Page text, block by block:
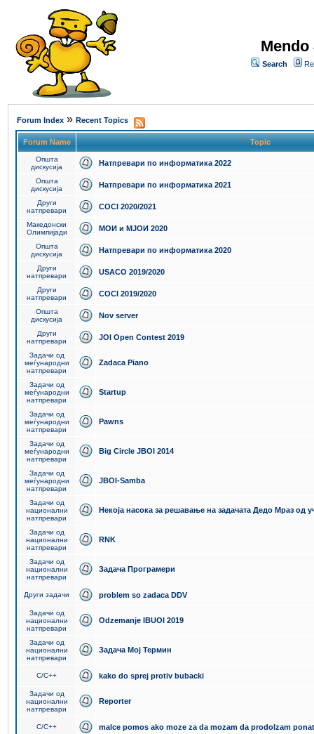
Search
Forum Index » Recent Topics
Forum Name Topic
Општа
дискусија
Натпревари по информатика 2022
Општа
дискусија
Натпревари по информатика 2021
Други
натпревари
COCI 2020/2021
Македонски
Олимпијади
МОИ и МЈОИ 2020
Општа
дискусија
Натпревари по информатика 2020
Други
натпревари
USACO 2019/2020
Други
натпревари
COCI 2019/2020
Општа
дискусија
Nov server
Други
натпревари
JOI Open Contest 2019
Задачи од
меѓународни
натпревари
Zadaca Piano
Задачи од
меѓународни
натпревари
Startup
Задачи од
меѓународни
натпревари
Pawns
Задачи од
меѓународни
натпревари
Big Circle JBOI 2014
Задачи од
меѓународни
натпревари
JBOI-Samba
Задачи од
национални
натпревари
Некоја насока за решавање на задачата Дедо Мраз од
Задачи од
национални
натпревари
RNK
Задачи од
национални
натпревари
Задача Програмери
Други задачи problem so zadaca DDV
Задачи од
национални
натпревари
Odzemanje IBUOI 2019
Задачи од
национални
натпревари
Задача Мој Термин
C/C++ kako do sprej protiv bubacki
Задачи од
национални
натпревари
Reporter
C/C++ malce pomos ako moze za da mozam da prodolzam